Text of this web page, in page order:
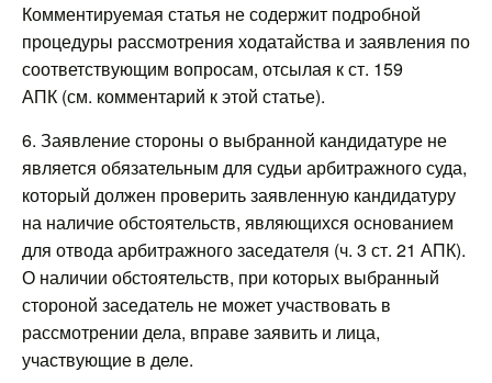
Комментируемая статья не содержит подробной
процедуры рассмотрения ходатайства и заявления по
соответствующим вопросам, отсылая к ст. 159
АПК (см. комментарий к этой статье).
6. Заявление стороны о выбранной кандидатуре не
является обязательным для судьи арбитражного суда,
который должен проверить заявленную кандидатуру
на наличие обстоятельств, являющихся основанием
для отвода арбитражного заседателя (ч. 3 ст. 21 АПК).
О наличии обстоятельств, при которых выбранный
стороной заседатель не может участвовать в
рассмотрении дела, вправе заявить и лица,
участвующие в деле.